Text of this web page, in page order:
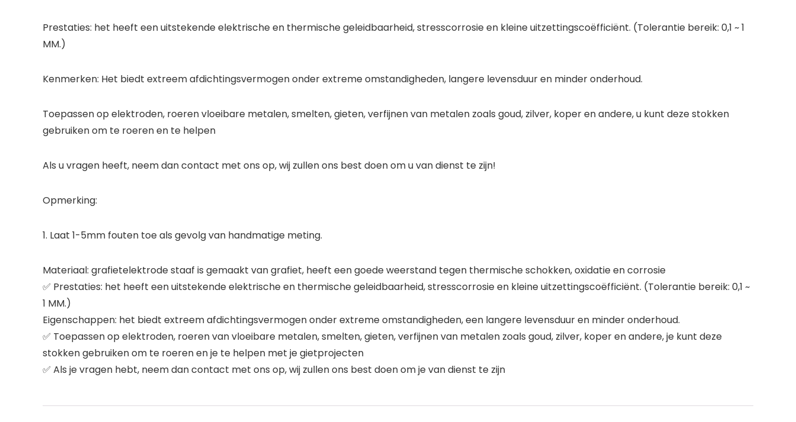
Prestaties: het heeft een uitstekende elektrische en thermische geleidbaarheid, stresscorrosie en kleine uitzettingscoëfficiënt. (Tolerantie bereik: 0,1 ~ 1
MM.)
Kenmerken: Het biedt extreem afdichtingsvermogen onder extreme omstandigheden, langere levensduur en minder onderhoud.
Toepassen op elektroden, roeren vloeibare metalen, smelten, gieten, verfijnen van metalen zoals goud, zilver, koper en andere, u kunt deze stokken
gebruiken om te roeren en te helpen
Als u vragen heeft, neem dan contact met ons op, wij zullen ons best doen om u van dienst te zijn!
Opmerking:
1. Laat 1-5mm fouten toe als gevolg van handmatige meting.
Materiaal: grafietelektrode staaf is gemaakt van grafiet, heeft een goede weerstand tegen thermische schokken, oxidatie en corrosie
✅ Prestaties: het heeft een uitstekende elektrische en thermische geleidbaarheid, stresscorrosie en kleine uitzettingscoëfficiënt. (Tolerantie bereik: 0,1 ~
1 MM.)
Eigenschappen: het biedt extreem afdichtingsvermogen onder extreme omstandigheden, een langere levensduur en minder onderhoud.
✅ Toepassen op elektroden, roeren van vloeibare metalen, smelten, gieten, verfijnen van metalen zoals goud, zilver, koper en andere, je kunt deze
stokken gebruiken om te roeren en je te helpen met je gietprojecten
✅ Als je vragen hebt, neem dan contact met ons op, wij zullen ons best doen om je van dienst te zijn